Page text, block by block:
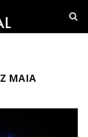
MAIA